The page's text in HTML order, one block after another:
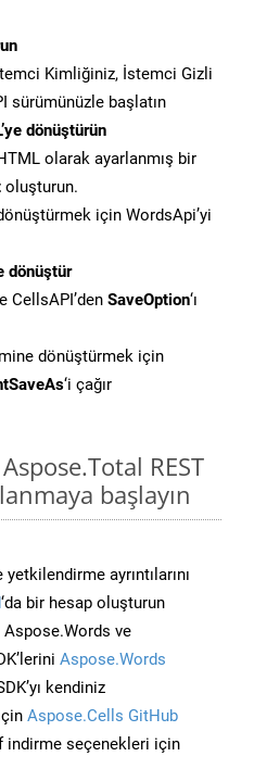
Kimliğiniz, İstemci Gizli
sürümünüzle başlatın
dönüştürün
olarak ayarlanmış bir
oluşturun.
için WordsApi’yi
dönüştür
CellsAPI’den SaveOption‘ı
dönüştürmek için
‘i çağır
REST
başlayın
ayrıntılarını
‘da bir hesap oluşturun
ve
Aspose.Words
kendiniz
Aspose.Cells GitHub
indirme seçenekleri için